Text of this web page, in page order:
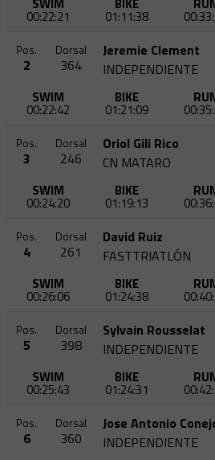
00:22:21 01:11:38
Pos.
2
Dorsal
364
Jeremie Clement
INDEPENDIENTE
SWIM
00:22:42
BIKE
01:21:09
Pos.
3
Dorsal
246
Oriol Gili Rico
CN MATARO
SWIM
00:24:20
BIKE
01:19:13
Pos.
4
Dorsal
261
David Ruiz
FASTTRIATLÓN
SWIM
00:26:06
BIKE
01:24:38
Pos.
5
Dorsal
398
Sylvain Rousselat
INDEPENDIENTE
SWIM
00:25:43
BIKE
01:24:31
Pos.
6
Dorsal
360
Jose Antonio
INDEPENDIENTE